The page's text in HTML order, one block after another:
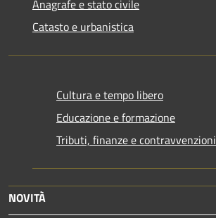
Anagrafe e stato civile
Catasto e urbanistica
Cultura e tempo libero
Educazione e formazione
Tributi, finanze e contravvenzioni
NOVITÀ